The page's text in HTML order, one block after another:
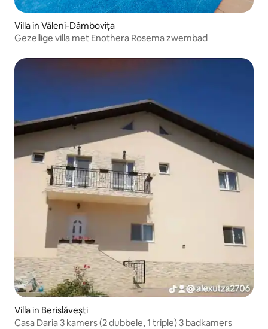
Villa in Văleni-Dâmbovița
Gezellige villa met Enothera Rosema zwembad
Villa in Berislăvești
Casa Daria 3 kamers (2 dubbele, 1 triple) 3 badkamers